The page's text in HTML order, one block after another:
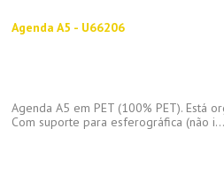
Agenda A5 - U66206
Agenda A5 em PET (100% PET). Está
Com suporte para esferográfica (não i...